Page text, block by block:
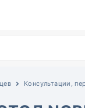
Консультации,